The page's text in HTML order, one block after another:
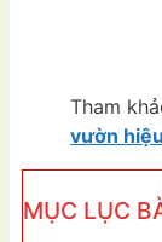
Tham
vườn
MỤC LỤC